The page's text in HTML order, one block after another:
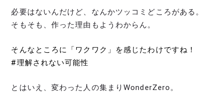
必要はないんだけど、なんかツッコミどころがある。
そもそも、作った理由もようわからん。
そんなところに「ワクワク」を感じたわけですね！
#理解されない可能性
とはいえ、変わった人の集まりWonderZero。